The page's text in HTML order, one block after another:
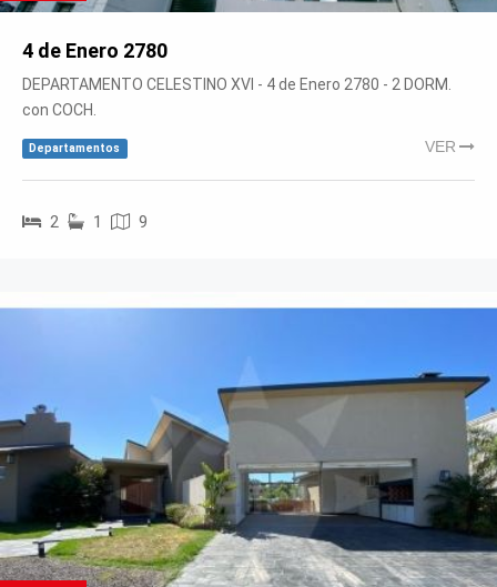
4 de Enero 2780
DEPARTAMENTO CELESTINO XVI - 4 de Enero 2780 - 2 DORM.
con COCH.
Departamentos VER
2 1 9